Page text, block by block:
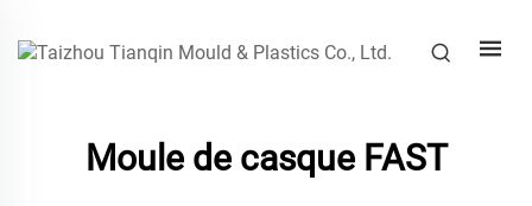
Moule de casque FAST